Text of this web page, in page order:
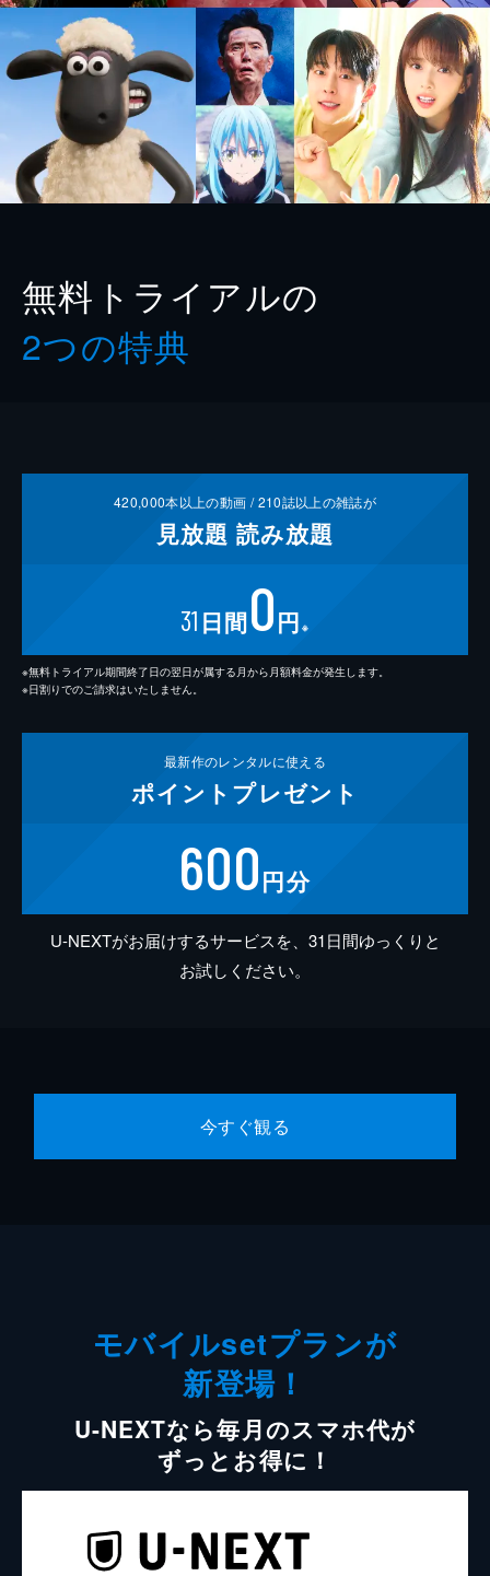
無料トライアルの
2つの特典
420,000本以上の動画 /210誌以上の雑誌が
見放題 読み放題
31 日間0円 ※
※無料トライアル期間終了日の翌日が属する月から月額料金が発生します。
※日割りでのご請求はいたしません。
最新作のレンタルに使える
ポイント プレゼント
600円分
U-NEXTがお届けするサービスを、31日間ゆっくりと
お試しください。
今すぐ観る
モバイルsetプランが
新登場！
U-NEXTなら毎月のスマホ代が
ずっとお得に！